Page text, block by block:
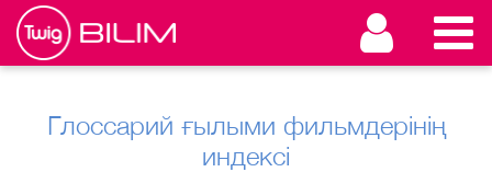
Глоссарий ғылыми фильмдерінің
индексі